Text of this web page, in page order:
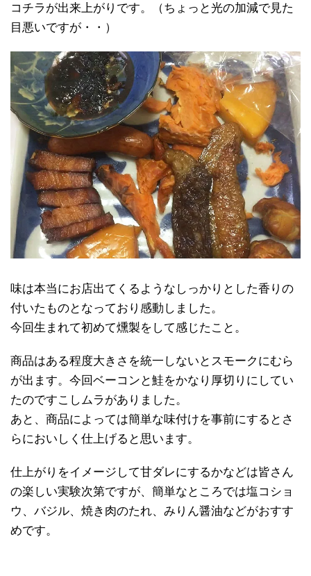
コチラが出来上がりです。（ちょっと光の加減で見た
目悪いですが・・）
味は本当にお店出てくるようなしっかりとした香りの
付いたものとなっており感動しました。
今回生まれて初めて燻製をして感じたこと。
商品はある程度大きさを統一しないとスモークにむら
が出ます。今回ベーコンと鮭をかなり厚切りにしてい
たのですこしムラがありました。
あと、商品によっては簡単な味付けを事前にするとさ
らにおいしく仕上げると思います。
仕上がりをイメージして甘ダレにするかなどは皆さん
の楽しい実験次第ですが、簡単なところでは塩コショ
ウ、バジル、焼き肉のたれ、みりん醤油などがおすす
めです。